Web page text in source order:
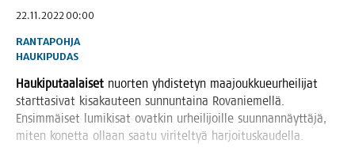
22.11.2022 00:00
RANTAPOHJA
HAUKIPUDAS
Hau­ki­pu­taa­lai­set nuor­ten yhdis­te­tyn maa­jouk­kueur­hei­li­jat
start­ta­si­vat kisa­kau­teen sun­nun­tai­na Rova­nie­mel­lä.
Ensim­mäi­set lumi­ki­sat ovat­kin urhei­li­joil­le suun­nan­näyt­tä­jä,
miten konet­ta ollaan saa­tu viri­tel­tyä harjoituskaudella.